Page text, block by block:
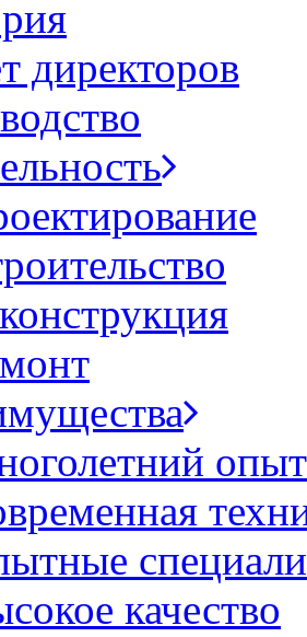
директоров
опыт
качество